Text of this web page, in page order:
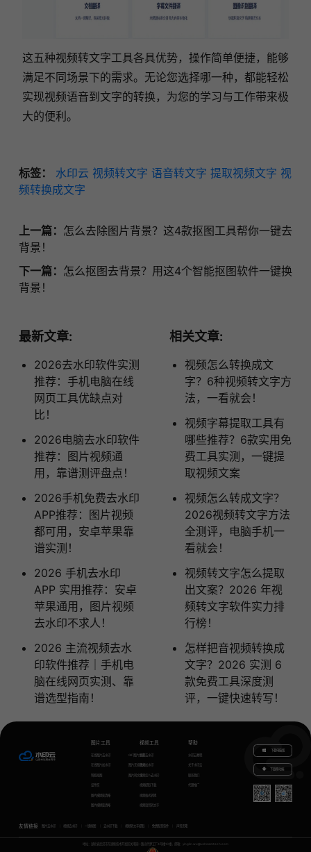
这五种视频转文字工具各具优势，操作简单便捷，能够
满足不同场景下的需求。无论您选择哪一种，都能轻松
实现视频语音到文字的转换，为您的学习与工作带来极
大的便利。
标签： 水印云 视频转文字 语音转文字 提取视频文字 视
频转换成文字
上一篇： 怎么去除图片背景？这4款抠图工具帮你一键去
背景！
下一篇： 怎么抠图去背景？用这4个智能抠图软件一键换
背景！
最新文章:
2026去水印软件实测
推荐：手机电脑在线
网页工具优缺点对
比！
2026电脑去水印软件
推荐：图片视频通
用，靠谱测评盘点！
2026手机免费去水印
APP推荐：图片视频
都可用，安卓苹果靠
谱实测！
2026 手机去水印
APP 实用推荐：安卓
苹果通用，图片视频
去水印不求人！
2026 主流视频去水
印软件推荐｜手机电
脑在线网页实测、靠
谱选型指南！
相关文章:
视频怎么转换成文
字？6种视频转文字方
法，一看就会！
视频字幕提取工具有
哪些推荐？6款实用免
费工具实测，一键提
取视频文案
视频怎么转成文字？
2026视频转文字方法
全测评，电脑手机一
看就会！
视频转文字怎么提取
出文案？2026 年视
频转文字软件实力排
行榜！
怎样把音视频转换成
文字？2026 实测 6
款免费工具深度测
评，一键快速转写！
图片工具
在线图片去水印
在线图片加水印
智能抠图
证件照
图片模糊变清晰
图片模糊变清晰
GIF图片生成
图片无损放大
图片转文字
视频工具
视频去水印
视频加水印
视频怎么去水印
视频提取下载
视频格式转换
视频语音转文字
帮助
水印云教程
关于水印云
联系我们
代理推广
下载电脑版
下载移动端
友情链接 图片去水印 视频去水印 一键抠图 去水印下载 视频转文字提取 免费配音软件
地址：湖北省武汉市东湖新技术开发区关南园一路当代梦工厂4号楼10楼，邮箱：yinglin.wu@udreamtech.com